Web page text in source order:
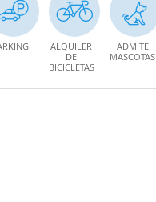
ALQUILER
DE
BICICLETAS
ADMITE
MASCOTAS